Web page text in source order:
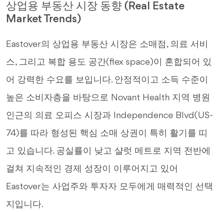
상업용 부동산 시장 동향 (Real Estate
Market Trends)
Eastover의 상업용 부동산 시장은 소매점, 의료 서비
스, 그리고 복합 용도 공간(flex space)이 혼합되어 있
어 강력한 수요를 보입니다. 안정적이고 소득 수준이
높은 소비자층을 바탕으로 Novant Health 지역 병원
인근의 의료 오피스 시장과 Independence Blvd(US-
74)를 따라 형성된 핵심 소매 상권이 특히 활기를 띠
고 있습니다. 공실률이 낮고 샬럿 메트로 지역 전반에
걸쳐 지속적인 경제 성장이 이루어지고 있어
Eastover는 사업주와 투자자 모두에게 매력적인 선택
지입니다.